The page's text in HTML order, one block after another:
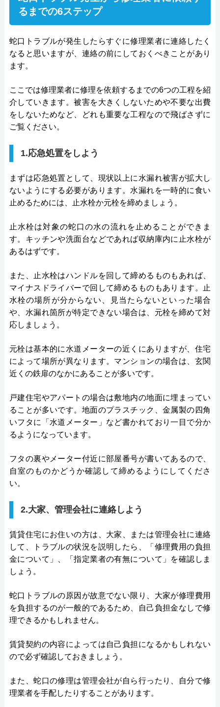
るまでの6ステップ
蛇口トラブルが発生したらすぐに修理業者に連絡したく
なると思いますが、連絡の前にしておくべきことがあり
ます。
ここでは修理業者に修理を依頼するまでの6つの工程を紹
介していきます。被害を大きくしないためや不要な出費
をしないためなど、どれも重要な工程なので飛ばさずに
ご覧ください。
1.応急処置をしよう
まずは応急処置として、現状以上に水漏れ被害が拡大し
ないようにする必要があります。水漏れを一時的に食い
止めるためには、止水栓か元栓を締めましょう。
止水栓は対象の蛇口の水の流れを止めることができま
す。キッチンや洗面台などであれば収納庫内に止水栓が
あるはずです。
また、止水栓はハンドルを回して締めるものもあれば、
マイナスドライバーで回して締めるものもあります。止
水栓の場所が分からない、見当たらないといった場合
や、水漏れ箇所が特定できない場合は、元栓を締めて対
応しましょう。
元栓は基本的に水道メーターの近くにありますが、住宅
によって場所が異なります。マンションの場合は、玄関
近くの鉄扉のなかにあることが多いです。
戸建住宅やアパートの場合は敷地内の地面に埋まってい
ることが多いです。地面のプラスチック、金属製の四角
いフタに「水道メーター」など書かれており一目で分か
るようになっています。
フタの裏やメーター付近に部屋番号が書いてあるので、
自室のものかどうか確認して締めるようにしてくださ
い。
2.大家、管理会社に連絡しよう
賃貸住宅にお住いの方は、大家、または管理会社に連絡
して、トラブルの状況を説明したら、「修理費用の負担
金について」、「指定業者の有無について」を確認しま
しょう。
蛇口トラブルの原因が故意でない限り、大家が修理費用
を負担するのが一般的であるため、自己負担金なしで修
理できるかもしれません。
賃貸契約の内容によっては自己負担になるかもしれない
ので必ず確認しておきましょう。
また、蛇口の修理は管理会社が自ら行ったり、自分で修
理業者を手配したりすることがあります。